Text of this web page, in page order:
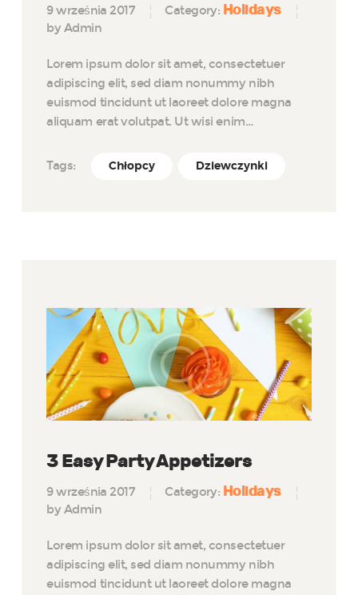
9 września 2017 Category: Holidays
by Admin
Lorem ipsum dolor sit amet, consectetuer
adipiscing elit, sed diam nonummy nibh
euismod tincidunt ut laoreet dolore magna
aliquam erat volutpat. Ut wisi enim…
Tags: Chłopcy Dziewczynki
3 Easy Party Appetizers
9 września 2017 Category: Holidays
by Admin
Lorem ipsum dolor sit amet, consectetuer
adipiscing elit, sed diam nonummy nibh
euismod tincidunt ut laoreet dolore magna